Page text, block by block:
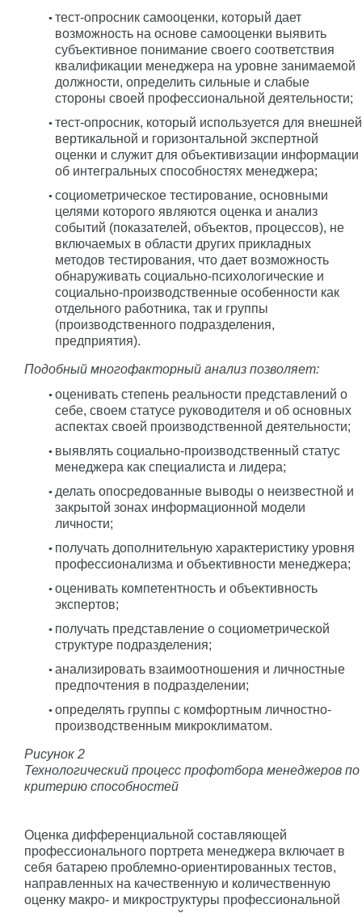
тест-опросник самооценки, который дает
возможность на основе самооценки выявить
субъективное понимание своего соответствия
квалификации менеджера на уровне занимаемой
должности, определить сильные и слабые
стороны своей профессиональной деятельности;
тест-опросник, который используется для внешней
вертикальной и горизонтальной экспертной
оценки и служит для объективизации информации
об интегральных способностях менеджера;
социометрическое тестирование, основными
целями которого являются оценка и анализ
событий (показателей, объектов, процессов), не
включаемых в области других прикладных
методов тестирования, что дает возможность
обнаруживать социально-психологические и
социально-производственные особенности как
отдельного работника, так и группы
(производственного подразделения,
предприятия).
Подобный многофакторный анализ позволяет:
оценивать степень реальности представлений о
себе, своем статусе руководителя и об основных
аспектах своей производственной деятельности;
выявлять социально-производственный статус
менеджера как специалиста и лидера;
делать опосредованные выводы о неизвестной и
закрытой зонах информационной модели
личности;
получать дополнительную характеристику уровня
профессионализма и объективности менеджера;
оценивать компетентность и объективность
экспертов;
получать представление о социометрической
структуре подразделения;
анализировать взаимоотношения и личностные
предпочтения в подразделении;
определять группы с комфортным личностно-
производственным микроклиматом.
Рисунок 2
Технологический процесс профотбора менеджеров по
критерию способностей
Оценка дифференциальной составляющей
профессионального портрета менеджера включает в
себя батарею проблемно-ориентированных тестов,
направленных на качественную и количественную
оценку макро- и микроструктуры профессиональной